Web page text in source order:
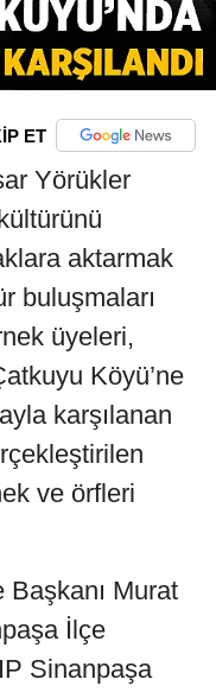
ET
Yörükler
aktarmak
buluşmaları
üyeleri,
Köyü’ne
karşılanan
ve örfleri
Başkanı Murat
İlçe
Sinanpaşa